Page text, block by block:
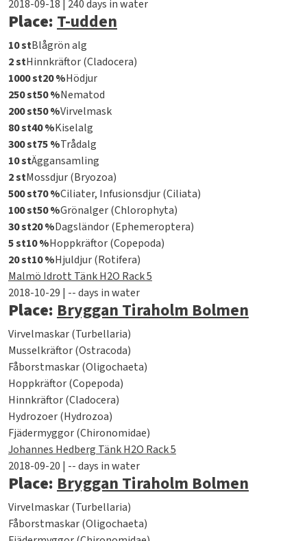
2018-09-18 | 240 days in water
Place:T-udden
10 stBlågrön alg
2 stHinnkräftor (Cladocera)
1000 st20 %Hödjur
250 st50 %Nematod
200 st50 %Virvelmask
80 st40 %Kiselalg
300 st75 %Trådalg
10 stÄggansamling
2 stMossdjur (Bryozoa)
500 st70 %Ciliater, Infusionsdjur (Ciliata)
100 st50 %Grönalger (Chlorophyta)
30 st20 %Dagsländor (Ephemeroptera)
5 st10 %Hoppkräftor (Copepoda)
20 st10 %Hjuldjur (Rotifera)
Malmö Idrott Tänk H2O Rack 5
2018-10-29 | -- days in water
Place:Bryggan Tiraholm Bolmen
Virvelmaskar (Turbellaria)
Musselkräftor (Ostracoda)
Fåborstmaskar (Oligochaeta)
Hoppkräftor (Copepoda)
Hinnkräftor (Cladocera)
Hydrozoer (Hydrozoa)
Fjädermyggor (Chironomidae)
Johannes Hedberg Tänk H2O Rack 5
2018-09-20 | -- days in water
Place:Bryggan Tiraholm Bolmen
Virvelmaskar (Turbellaria)
Fåborstmaskar (Oligochaeta)